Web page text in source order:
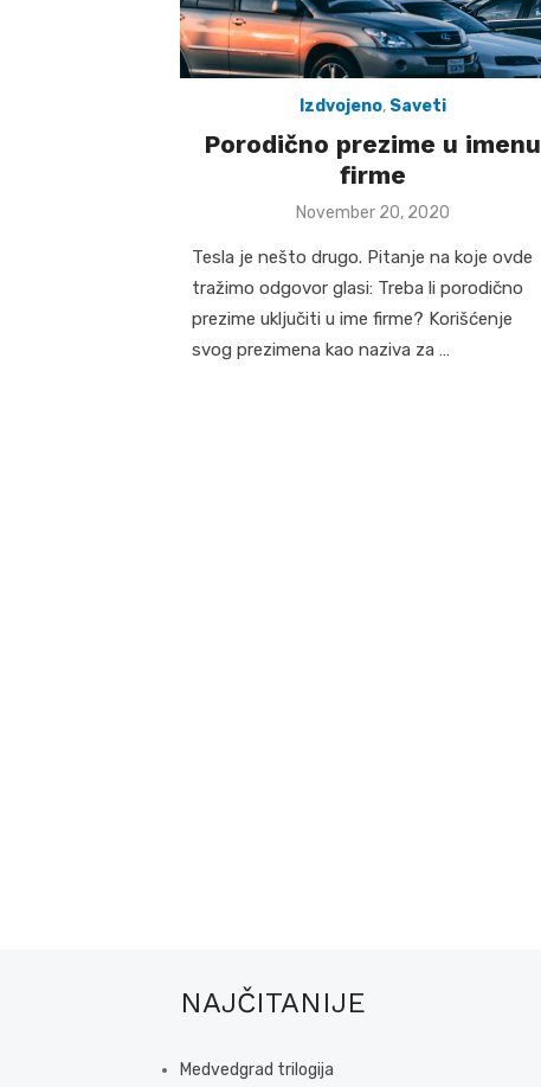
Izdvojeno, Saveti
Porodično prezime u imenu
firme
Posted
November 20, 2020
Tesla je nešto drugo. Pitanje na koje ovde
tražimo odgovor glasi: Treba li porodično
prezime uključiti u ime firme? Korišćenje
svog prezimena kao naziva za …
NAJČITANIJE
Medvedgrad trilogija